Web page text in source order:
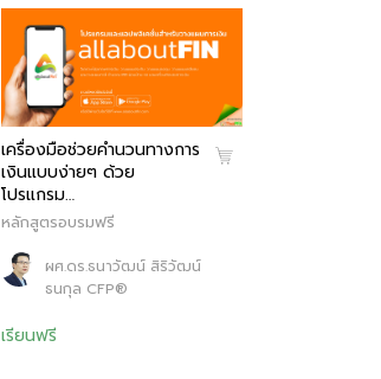
เครื่องมือช่วยคำนวนทางการ
เงินแบบง่ายๆ ด้วย
โปรแกรม…
หลักสูตรอบรมฟรี
ผศ.ดร.ธนาวัฒน์ สิริวัฒน์
ธนกุล CFP®
เรียนฟรี